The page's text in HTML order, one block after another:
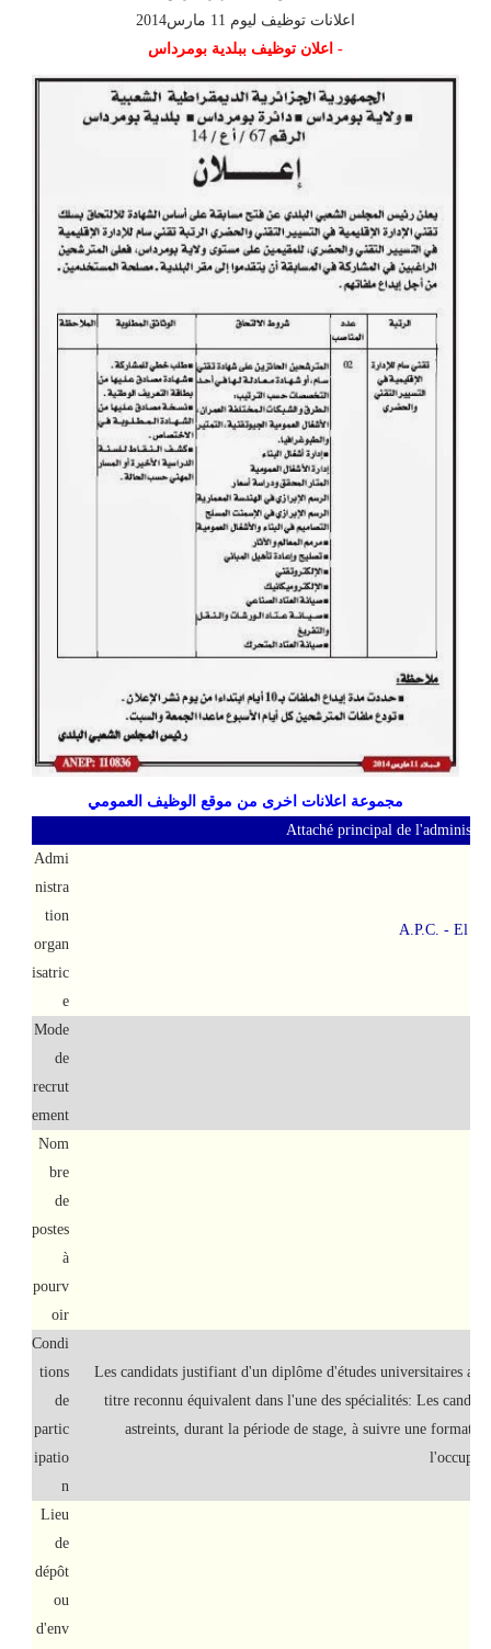
اعلانات توظيف ليوم 11 مارس2014
- اعلان توظيف ببلدية بومرداس
مجموعة اعلانات اخرى من موقع الوظيف العمومي
Attaché principal de
Admi
nistra
tion
organ
isatric
e
A.P.C. - El
Mode
de
recrut
ement
Nom
bre
de
postes
à
pourv
oir
Condi
tions
de
partic
ipatio
n
Les candidats justifiant d'un diplôme d'études universitaires
titre reconnu équivalent dans l'une des spécialités: Les
astreints, durant la période de stage, à suivre une
Lieu
de
dépôt
ou
d'env